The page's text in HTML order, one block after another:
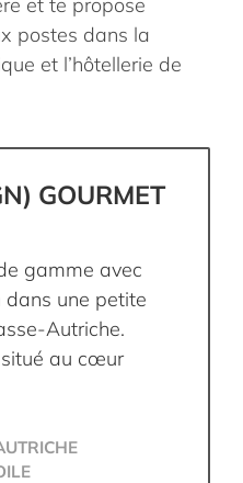
postes dans la
et l’hôtellerie de
GOURMET
gamme avec
une petite
Autriche.
au cœur